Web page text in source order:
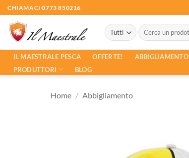
Salta
ai
contenuti
CHIAMACI 0773 850216
Cerca:
IL MAESTRALE PESCA OFFERTE! ABBIGLIAMENTO
PRODUTTORI
BLOG
Home / Abbigliamento